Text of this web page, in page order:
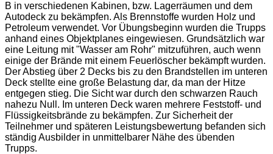
B in verschiedenen Kabinen, bzw. Lagerräumen und dem
Autodeck zu bekämpfen. Als Brennstoffe wurden Holz und
Petroleum verwendet. Vor Übungsbeginn wurden die Trupps
anhand eines Objektplanes eingewiesen. Grundsätzlich war
eine Leitung mit "Wasser am Rohr" mitzuführen, auch wenn
einige der Brände mit einem Feuerlöscher bekämpft wurden.
Der Abstieg über 2 Decks bis zu den Brandstellen im unteren
Deck stellte eine große Belastung dar, da man der Hitze
entgegen stieg. Die Sicht war durch den schwarzen Rauch
nahezu Null. Im unteren Deck waren mehrere Feststoff- und
Flüssigkeitsbrände zu bekämpfen. Zur Sicherheit der
Teilnehmer und späteren Leistungsbewertung befanden sich
ständig Ausbilder in unmittelbarer Nähe des übenden
Trupps.